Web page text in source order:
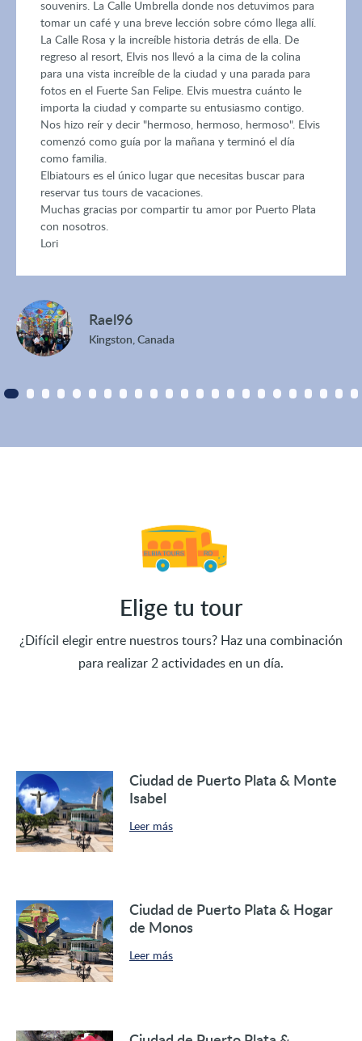
souvenirs. La Calle Umbrella donde nos detuvimos para
tomar un café y una breve lección sobre cómo llega allí.
La Calle Rosa y la increíble historia detrás de ella. De
regreso al resort, Elvis nos llevó a la cima de la colina
para una vista increíble de la ciudad y una parada para
fotos en el Fuerte San Felipe. Elvis muestra cuánto le
importa la ciudad y comparte su entusiasmo contigo.
Nos hizo reír y decir "hermoso, hermoso, hermoso". Elvis
comenzó como guía por la mañana y terminó el día
como familia.
Elbiatours es el único lugar que necesitas buscar para
reservar tus tours de vacaciones.
Muchas gracias por compartir tu amor por Puerto Plata
con nosotros.
Lori
Rael96
Kingston, Canada
Elige tu tour
¿Difícil elegir entre nuestros tours? Haz una combinación
para realizar 2 actividades en un día.
Ciudad de Puerto Plata & Monte
Isabel
Leer más
Ciudad de Puerto Plata & Hogar
de Monos
Leer más